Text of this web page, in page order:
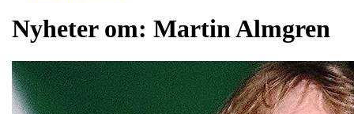
Nyheter om: Martin Almgren